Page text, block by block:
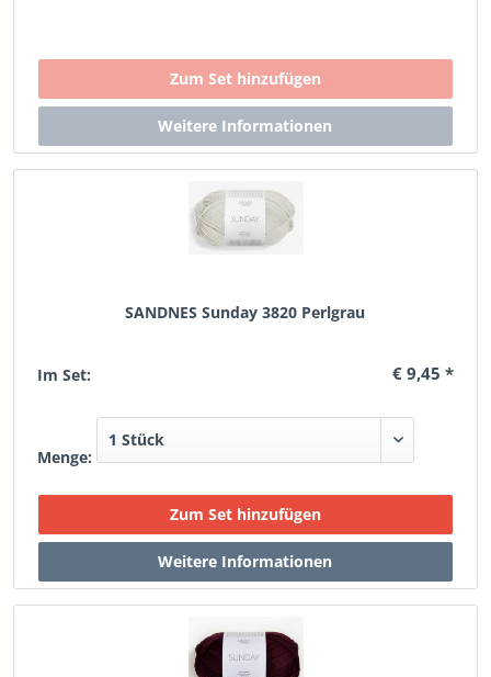
SANDNES Sunday 3820 Perlgrau
Im Set: € 9,45 *
Menge: